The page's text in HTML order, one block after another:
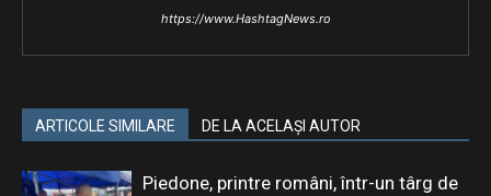
https://www.HashtagNews.ro
ARTICOLE SIMILARE DE LA ACELAȘI AUTOR
Piedone, printre români, într-un târg de